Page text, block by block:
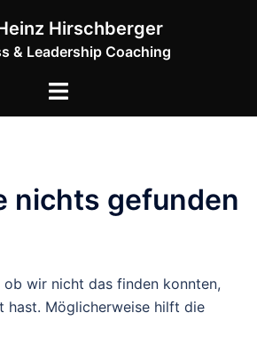
Hirschberger
& Leadership Coaching
Menü
nichts gefunden
ob wir nicht das finden konnten,
hast. Möglicherweise hilft die